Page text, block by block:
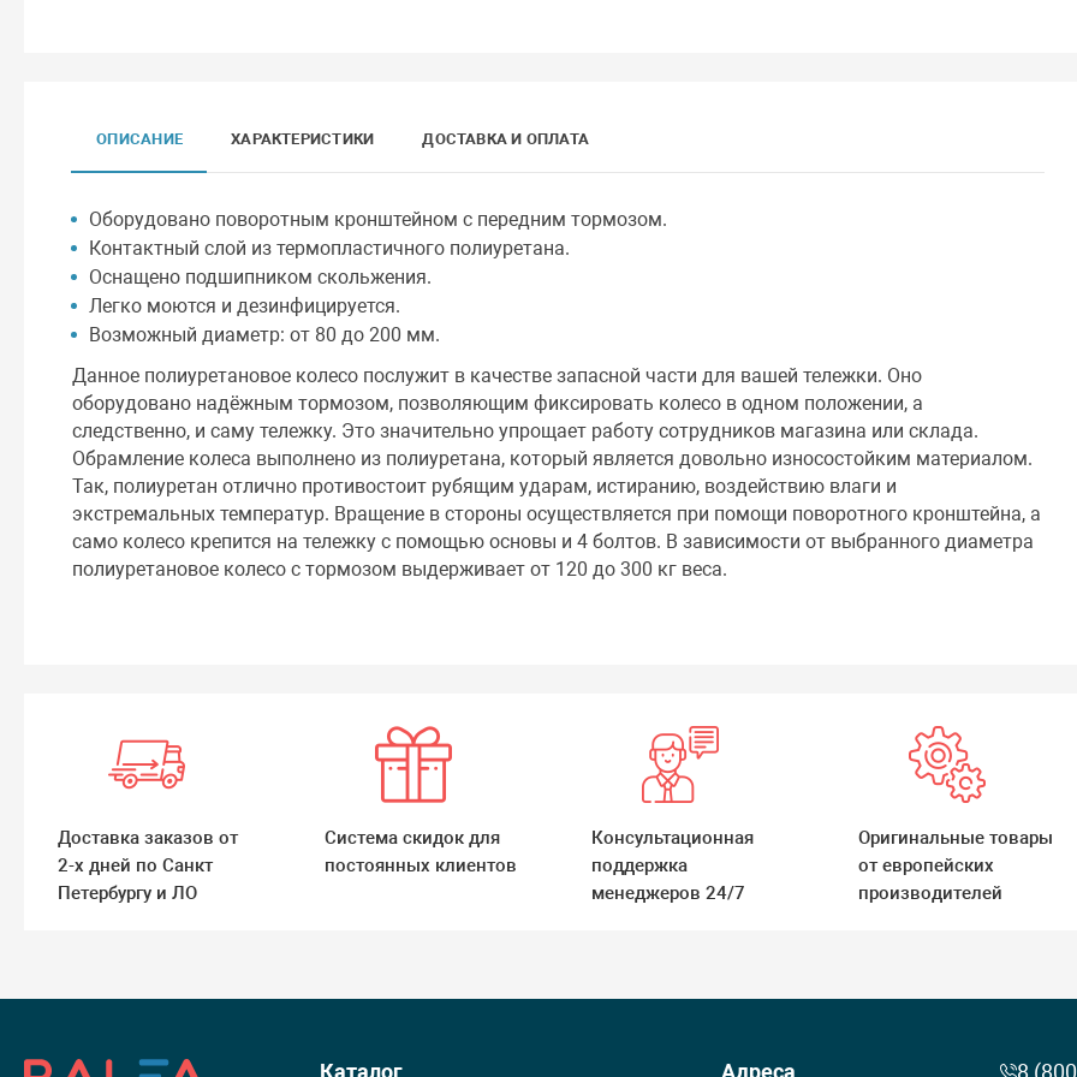
ОПИСАНИЕ ХАРАКТЕРИСТИКИ ДОСТАВКА И ОПЛАТА
Оборудовано поворотным кронштейном с передним тормозом.
Контактный слой из термопластичного полиуретана.
Оснащено подшипником скольжения.
Легко моются и дезинфицируется.
Возможный диаметр: от 80 до 200 мм.
Данное полиуретановое колесо послужит в качестве запасной части для вашей тележки. Оно
оборудовано надёжным тормозом, позволяющим фиксировать колесо в одном положении, а
следственно, и саму тележку. Это значительно упрощает работу сотрудников магазина или склада.
Обрамление колеса выполнено из полиуретана, который является довольно износостойким материалом.
Так, полиуретан отлично противостоит рубящим ударам, истиранию, воздействию влаги и
экстремальных температур. Вращение в стороны осуществляется при помощи поворотного кронштейна, а
само колесо крепится на тележку с помощью основы и 4 болтов. В зависимости от выбранного диаметра
полиуретановое колесо с тормозом выдерживает от 120 до 300 кг веса.
Доставка заказов от
2-х дней по Санкт
Петербургу и ЛО
Система скидок для
постоянных клиентов
Консультационная
поддержка
менеджеров 24/7
Оригинальные товары
от европейских
производителей
Каталог Адреса 8